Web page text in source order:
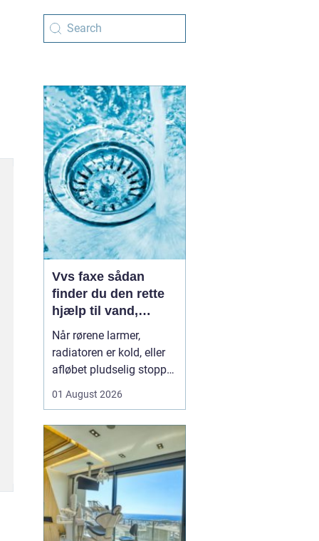
Vvs faxe sådan
finder du den rette
hjælp til vand,
varme og sanitet
Når rørene larmer,
radiatoren er kold, eller
afløbet pludselig stopper
hvor vigtig en
er i hverdagen. I Faxe og
omegn spiller de lokale
VVS-installatører en
central rolle for både
boligejere og virks...
01 August 2026